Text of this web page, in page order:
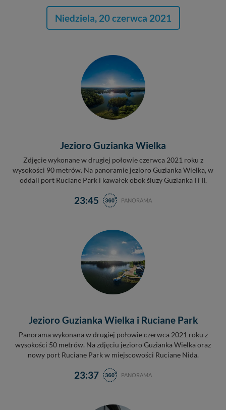
Niedziela, 20 czerwca 2021
Jezioro Guzianka Wielka
Zdjęcie wykonane w drugiej połowie czerwca 2021 roku z
wysokości 90 metrów. Na panoramie jezioro Guzianka Wielka, w
oddali port Ruciane Park i kawałek obok śluzy Guzianka I i II.
23:45 PANORAMA
Jezioro Guzianka Wielka i Ruciane Park
Panorama wykonana w drugiej połowie czerwca 2021 roku z
wysokości 50 metrów. Na zdjęciu jezioro Guzianka Wielka oraz
nowy port Ruciane Park w miejscowości Ruciane Nida.
23:37 PANORAMA